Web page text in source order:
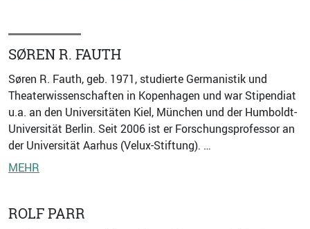
SØREN R. FAUTH
Søren R. Fauth, geb. 1971, studierte Germanistik und
Theaterwissenschaften in Kopenhagen und war Stipendiat
u.a. an den Universitäten Kiel, München und der Humboldt-
Universität Berlin. Seit 2006 ist er Forschungsprofessor an
der Universität Aarhus (Velux-Stiftung). …
MEHR
ROLF PARR